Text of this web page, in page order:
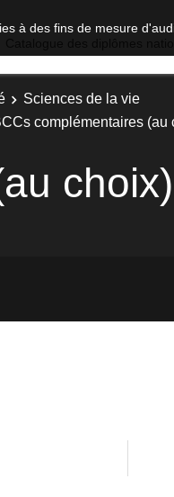
à des fins de mesure
Sciences de la vie
complémentaires (au
choix)